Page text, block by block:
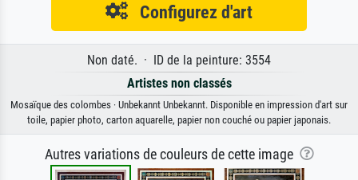
Configurez d'art
Non daté. · ID de la peinture: 3554
Artistes non classés
Mosaïque des colombes · Unbekannt Unbekannt. Disponible en impression d'art sur
toile, papier photo, carton aquarelle, papier non couché ou papier japonais.
Autres variations de couleurs de cette image